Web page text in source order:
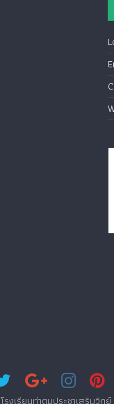
โรงเรียนท่าตูมประชาเสริมวิท